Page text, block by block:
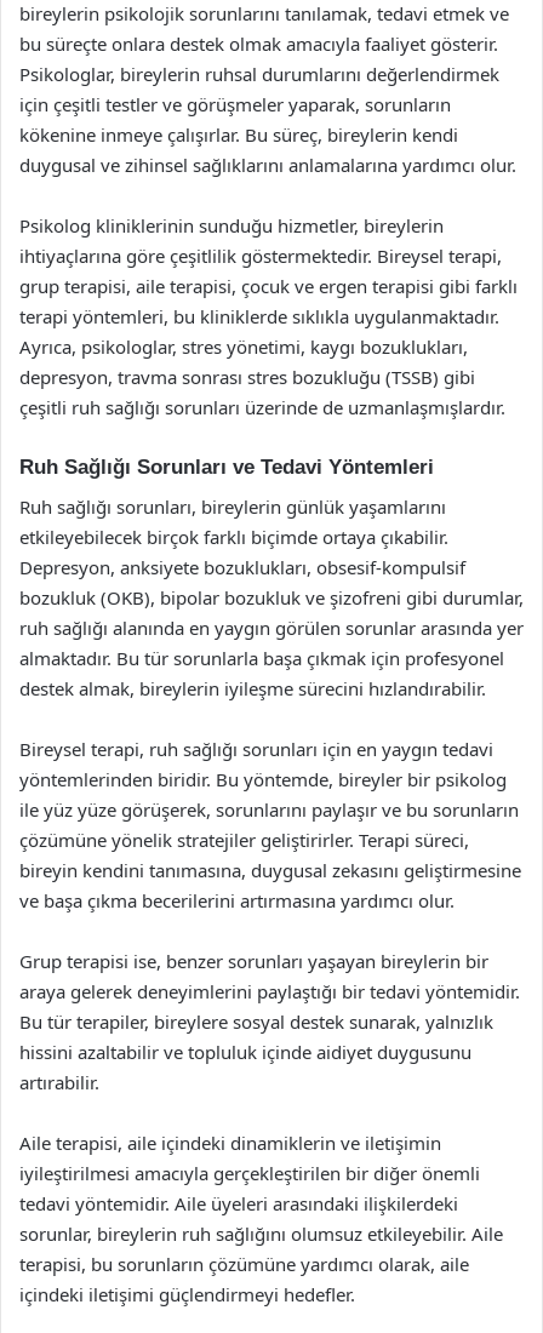
bireylerin psikolojik sorunlarını tanılamak, tedavi etmek ve
bu süreçte onlara destek olmak amacıyla faaliyet gösterir.
Psikologlar, bireylerin ruhsal durumlarını değerlendirmek
için çeşitli testler ve görüşmeler yaparak, sorunların
kökenine inmeye çalışırlar. Bu süreç, bireylerin kendi
duygusal ve zihinsel sağlıklarını anlamalarına yardımcı olur.
Psikolog kliniklerinin sunduğu hizmetler, bireylerin
ihtiyaçlarına göre çeşitlilik göstermektedir. Bireysel terapi,
grup terapisi, aile terapisi, çocuk ve ergen terapisi gibi farklı
terapi yöntemleri, bu kliniklerde sıklıkla uygulanmaktadır.
Ayrıca, psikologlar, stres yönetimi, kaygı bozuklukları,
depresyon, travma sonrası stres bozukluğu (TSSB) gibi
çeşitli ruh sağlığı sorunları üzerinde de uzmanlaşmışlardır.
Ruh Sağlığı Sorunları ve Tedavi Yöntemleri
Ruh sağlığı sorunları, bireylerin günlük yaşamlarını
etkileyebilecek birçok farklı biçimde ortaya çıkabilir.
Depresyon, anksiyete bozuklukları, obsesif-kompulsif
bozukluk (OKB), bipolar bozukluk ve şizofreni gibi durumlar,
ruh sağlığı alanında en yaygın görülen sorunlar arasında yer
almaktadır. Bu tür sorunlarla başa çıkmak için profesyonel
destek almak, bireylerin iyileşme sürecini hızlandırabilir.
Bireysel terapi, ruh sağlığı sorunları için en yaygın tedavi
yöntemlerinden biridir. Bu yöntemde, bireyler bir psikolog
ile yüz yüze görüşerek, sorunlarını paylaşır ve bu sorunların
çözümüne yönelik stratejiler geliştirirler. Terapi süreci,
bireyin kendini tanımasına, duygusal zekasını geliştirmesine
ve başa çıkma becerilerini artırmasına yardımcı olur.
Grup terapisi ise, benzer sorunları yaşayan bireylerin bir
araya gelerek deneyimlerini paylaştığı bir tedavi yöntemidir.
Bu tür terapiler, bireylere sosyal destek sunarak, yalnızlık
hissini azaltabilir ve topluluk içinde aidiyet duygusunu
artırabilir.
Aile terapisi, aile içindeki dinamiklerin ve iletişimin
iyileştirilmesi amacıyla gerçekleştirilen bir diğer önemli
tedavi yöntemidir. Aile üyeleri arasındaki ilişkilerdeki
sorunlar, bireylerin ruh sağlığını olumsuz etkileyebilir. Aile
terapisi, bu sorunların çözümüne yardımcı olarak, aile
içindeki iletişimi güçlendirmeyi hedefler.